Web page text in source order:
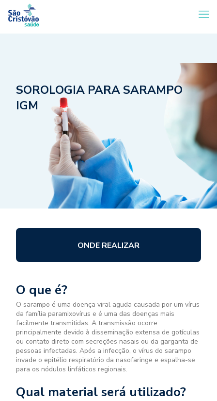
SOROLOGIA PARA SARAMPO
IGM
ONDE REALIZAR
O que é?
O sarampo é uma doença viral aguda causada por um vírus
da família paramixovírus e é uma das doenças mais
facilmente transmitidas. A transmissão ocorre
principalmente devido à disseminação extensa de gotículas
ou contato direto com secreções nasais ou da garganta de
pessoas infectadas. Após a infecção, o vírus do sarampo
invade o epitélio respiratório da nasofaringe e espalha-se
para os nódulos linfáticos regionais.
Qual material será utilizado?